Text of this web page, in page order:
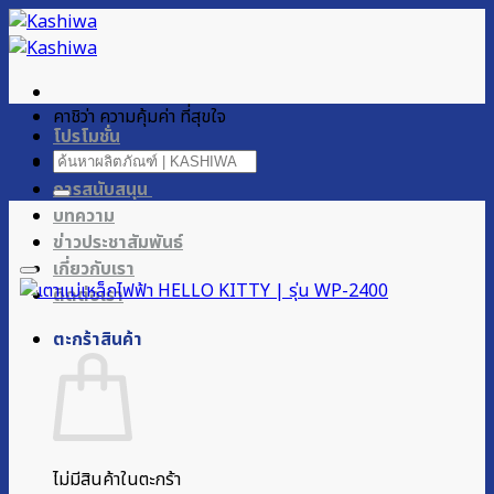
ข้าม
ไป
เนื้อหา
โปรโมชั่น
ผลิตภัณฑ์ของเรา
การสนับสนุน
บทความ
ข่าวประชาสัมพันธ์
เกี่ยวกับเรา
ติดต่อเรา
ตะกร้าสินค้า
ไม่มีสินค้าในตะกร้า
คาชิว่า ความคุ้มค่า ที่สุขใจ
ค้นหา: